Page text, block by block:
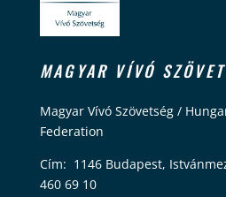
MAGYAR VÍVÓ
Magyar Vívó Szövetség /
Federation
Cím: 1146 Budapest,
460 69 10